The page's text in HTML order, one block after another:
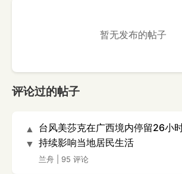
暂无发布的帖子
评论过的帖子
▲
▼
台风美莎克在广西境内停留26小
持续影响当地居民生活
兰舟 95 评论